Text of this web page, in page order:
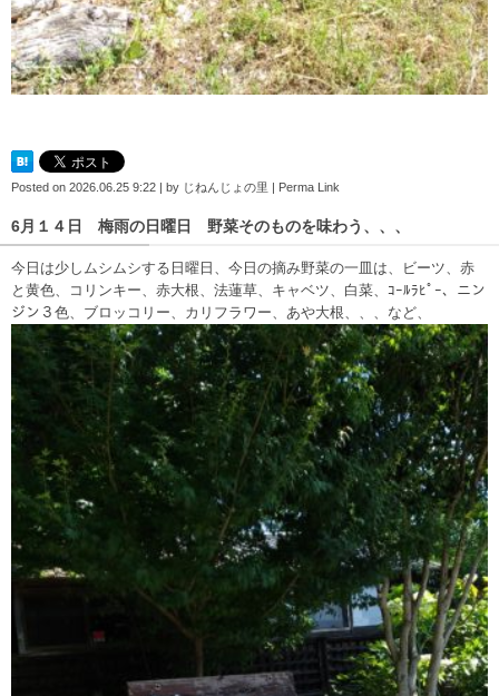
Posted on 2026.06.25 9:22 by じねんじょの里 Perma Link
6月１４日 梅雨の日曜日 野菜そのものを味わう、、、
今日は少しムシムシする日曜日、今日の摘み野菜の一皿は、ビーツ、赤
と黄色、コリンキー、赤大根、法蓮草、キャベツ、白菜、ｺｰﾙﾗﾋﾟｰ、ニン
ジン３色、ブロッコリー、カリフラワー、あや大根、、、など、